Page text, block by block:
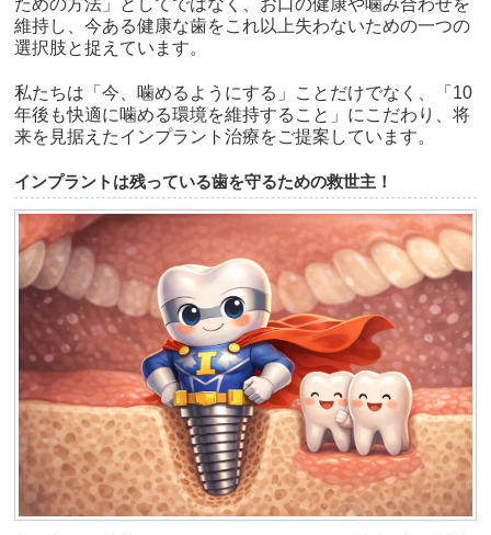
ための方法」としてではなく、お口の健康や噛み合わせを
維持し、今ある健康な歯をこれ以上失わないための一つの
選択肢と捉えています。
私たちは「今、噛めるようにする」ことだけでなく、「10
年後も快適に噛める環境を維持すること」にこだわり、将
来を見据えたインプラント治療をご提案しています。
インプラントは残っている歯を守るための救世主！